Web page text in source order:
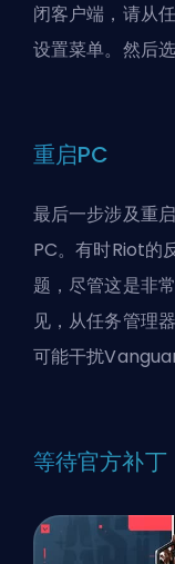
闭客户端，请从
设置菜单。然后
重启PC
最后一步涉及重
PC。有时Riot的
题，尽管这是非
见，从任务管理
可能干扰
等待官方补丁